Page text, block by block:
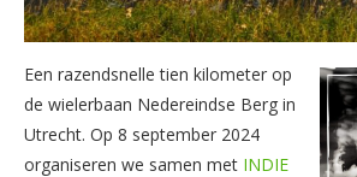
Een razendsnelle tien kilometer op
de wielerbaan Nedereindse Berg in
Utrecht. Op 8 september 2024
organiseren we samen met INDIE